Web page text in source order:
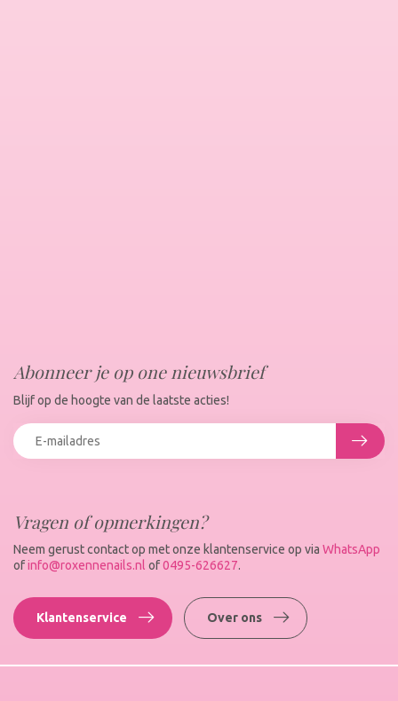
Vragen of opmerkingen?
Neem gerust contact op met onze klantenservice op via WhatsApp
ofinfo@roxennenails.nl of0495-626627.
Klantenservice Over ons
Abonneer je op one nieuwsbrief
Blijf op de hoogte van de laatste acties!